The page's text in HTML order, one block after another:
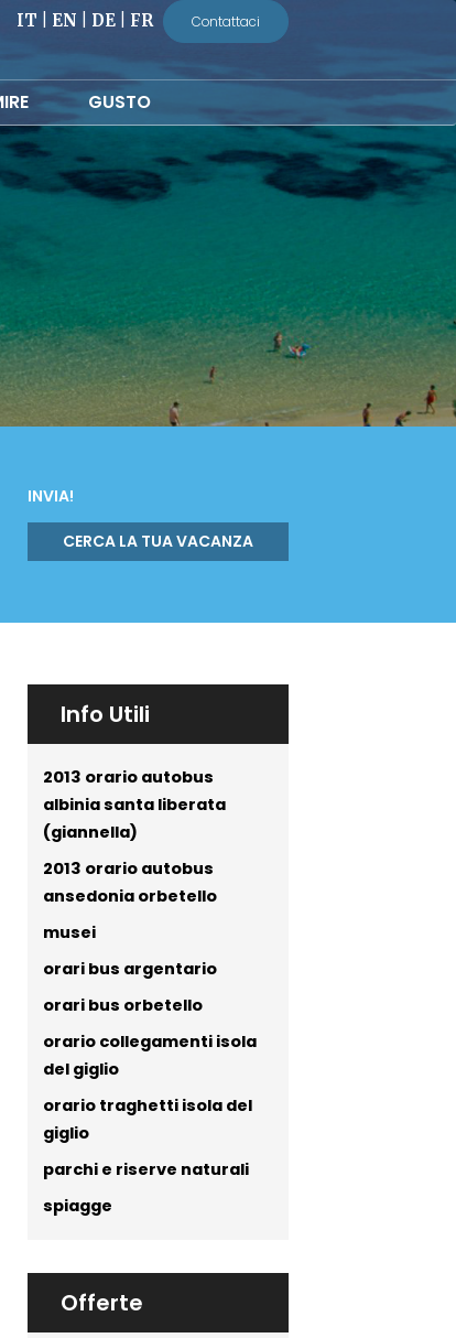
IT EN DE FR Contattaci
GUSTO
INVIA!
CERCA LA TUA VACANZA
Info Utili
2013 orario autobus
albinia santa liberata
(giannella)
2013 orario autobus
ansedonia orbetello
musei
orari bus argentario
orari bus orbetello
orario collegamenti isola
del giglio
orario traghetti isola del
giglio
parchi e riserve naturali
spiagge
Offerte